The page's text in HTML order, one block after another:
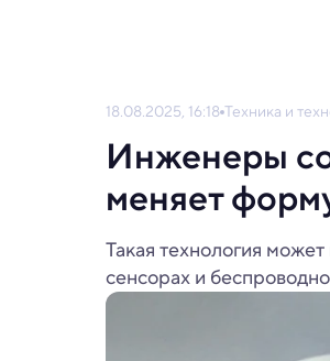
18.08.2025, 16:18 Техника и
Инженеры
меняет
Такая технология
сенсорах и